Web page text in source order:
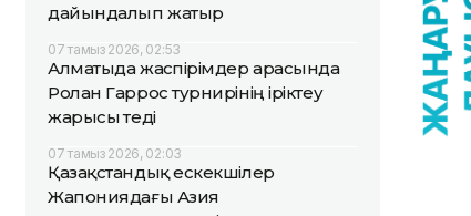
дайындалып жатыр
07 тамыз 2026, 02:53
Алматыда жаөспірімдер арасында
Ролан Гаррос турнирінің іріктеу
жарысы өтеді
07 тамыз 2026, 02:03
Қазақстандық ескекшілер
Жапониядағы Азия